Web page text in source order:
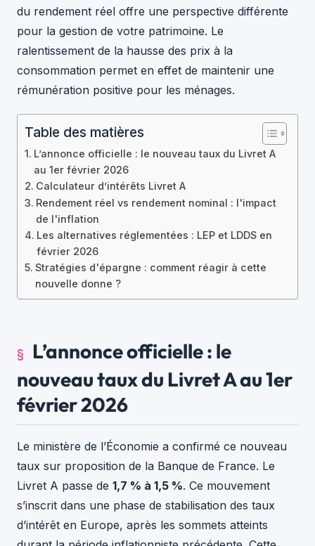
du rendement réel offre une perspective différente
pour la gestion de votre patrimoine. Le
ralentissement de la hausse des prix à la
consommation permet en effet de maintenir une
rémunération positive pour les ménages.
Table des matières
L’annonce officielle : le nouveau taux du Livret A
au 1er février 2026
Calculateur d’intérêts Livret A
Rendement réel vs rendement nominal : l'impact
de l'inflation
Les alternatives réglementées : LEP et LDDS en
février 2026
Stratégies d'épargne : comment réagir à cette
nouvelle donne ?
L’annonce officielle : le
nouveau taux du Livret A au 1er
février 2026
Le ministère de l’Économie a confirmé ce nouveau
taux sur proposition de la Banque de France. Le
Livret A passe de 1,7 % à 1,5 %. Ce mouvement
s’inscrit dans une phase de stabilisation des taux
d’intérêt en Europe, après les sommets atteints